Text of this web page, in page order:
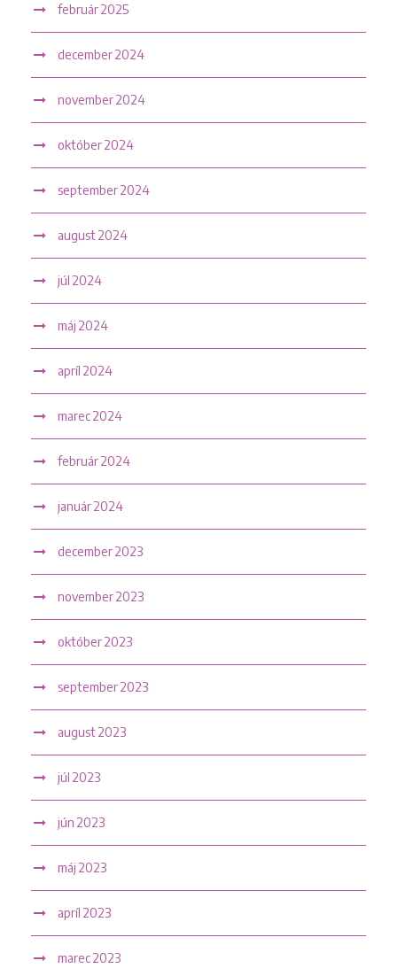
február 2025
december 2024
november 2024
október 2024
september 2024
august 2024
júl 2024
máj 2024
apríl 2024
marec 2024
február 2024
január 2024
december 2023
november 2023
október 2023
september 2023
august 2023
júl 2023
jún 2023
máj 2023
apríl 2023
marec 2023